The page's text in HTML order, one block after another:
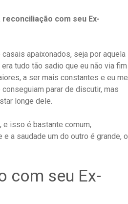
com seu Ex-
apaixonados, seja por aquela
era tudo tão sadio que eu não via fim
a ser mais constantes e eu me
parar de discutir, mas
longe dele.
e isso é bastante comum,
a saudade um do outro é grande, o
com seu Ex-